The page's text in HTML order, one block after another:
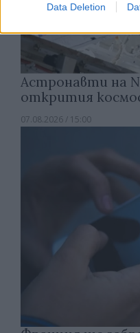
Data Deletion
Астронавти на
открития
07.08.2026 / 15:00